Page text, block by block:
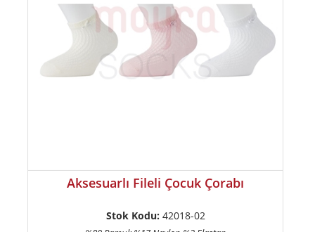
Aksesuarlı Fileli Çocuk Çorabı
Stok Kodu: 42018-02